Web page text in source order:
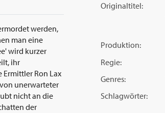
werden,
man eine
wird kurzer
ihr
Ron Lax
unerwarteter
nicht an die
der
Originaltitel:
Produktion:
Regie:
Genres:
Schlagwörter: